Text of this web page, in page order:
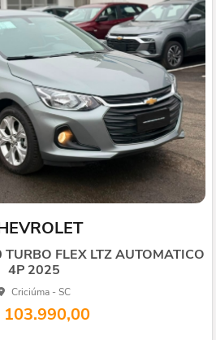
FLEX LTZ AUTOMATICO
4P 2025
Criciúma - SC
103.990,00